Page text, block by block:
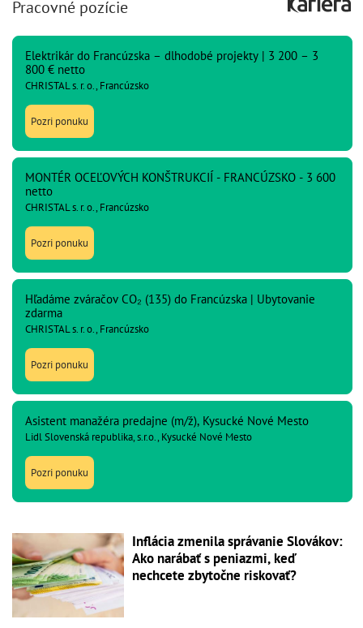
Pracovné pozície
Elektrikár do Francúzska – dlhodobé projekty | 3 200 – 3
800 € netto
CHRISTAL s. r. o., Francúzsko
Pozri ponuku
MONTÉR OCEĽOVÝCH KONŠTRUKCIÍ - FRANCÚZSKO - 3 600
netto
CHRISTAL s. r. o., Francúzsko
Pozri ponuku
Hľadáme zváračov CO₂ (135) do Francúzska | Ubytovanie
zdarma
CHRISTAL s. r. o., Francúzsko
Pozri ponuku
Asistent manažéra predajne (m/ž), Kysucké Nové Mesto
Lidl Slovenská republika, s.r.o., Kysucké Nové Mesto
Pozri ponuku
Inflácia zmenila správanie Slovákov:
Ako narábať s peniazmi, keď
nechcete zbytočne riskovať?